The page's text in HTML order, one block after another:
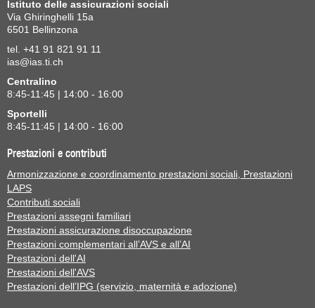
Istituto delle assicurazioni sociali
Via Ghiringhelli 15a
6501 Bellinzona
tel. +41 91 821 91 11
ias@ias.ti.ch
Centralino
8:45-11:45 | 14:00 - 16:00
Sportelli
8:45-11:45 | 14:00 - 16:00
Prestazioni e contributi
Armonizzazione e coordinamento prestazioni sociali, Prestazioni
LAPS
Contributi sociali
Prestazioni assegni familiari
Prestazioni assicurazione disoccupazione
Prestazioni complementari all’AVS e all’AI
Prestazioni dell'AI
Prestazioni dell'AVS
Prestazioni dell’IPG (servizio, maternità e adozione)